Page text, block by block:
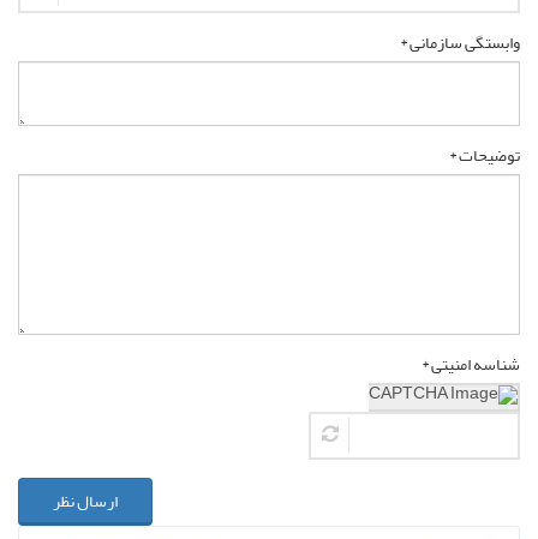
وابستگی سازمانی *
توضیحات *
شناسه امنیتی *
ارسال نظر